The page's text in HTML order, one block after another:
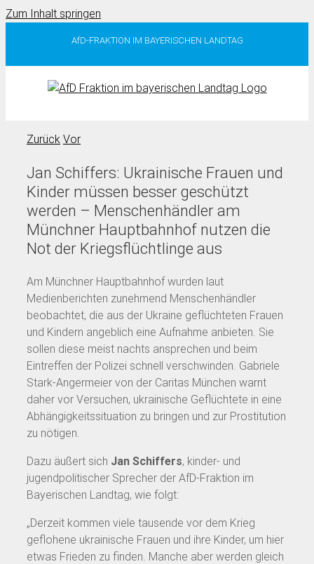
Zum Inhalt springen
AfD-FRAKTION IM BAYERISCHEN LANDTAG
Zurück Vor
Jan Schiffers: Ukrainische Frauen und
Kinder müssen besser geschützt
werden – Menschenhändler am
Münchner Hauptbahnhof nutzen die
Not der Kriegsflüchtlinge aus
Am Münchner Hauptbahnhof wurden laut
Medienberichten zunehmend Menschenhändler
beobachtet, die aus der Ukraine geflüchteten Frauen
und Kindern angeblich eine Aufnahme anbieten. Sie
sollen diese meist nachts ansprechen und beim
Eintreffen der Polizei schnell verschwinden. Gabriele
Stark-Angermeier von der Caritas München warnt
daher vor Versuchen, ukrainische Geflüchtete in eine
Abhängigkeitssituation zu bringen und zur Prostitution
zu nötigen.
Dazu äußert sich Jan Schiffers, kinder- und
jugendpolitischer Sprecher der AfD-Fraktion im
Bayerischen Landtag, wie folgt:
„Derzeit kommen viele tausende vor dem Krieg
geflohene ukrainische Frauen und ihre Kinder, um hier
etwas Frieden zu finden. Manche aber werden gleich